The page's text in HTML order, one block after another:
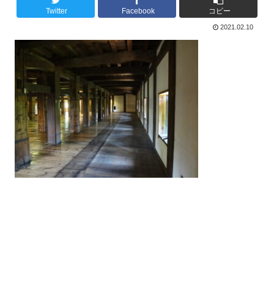
Twitter Facebook コピー
2021.02.10